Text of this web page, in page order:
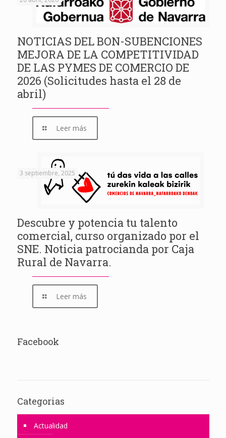
NOTICIAS DEL BON-SUBENCIONES
MEJORA DE LA COMPETITIVIDAD
DE LAS PYMES DE COMERCIO DE
2026 (Solicitudes hasta el 28 de
abril)
Leer más
3 septiembre, 2025
Descubre y potencia tu talento
comercial, curso organizado por el
SNE. Noticia patrocianda por Caja
Rural de Navarra.
Leer más
Facebook
Categorias
Actualidad